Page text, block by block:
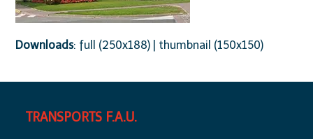
Downloads: full (250x188) thumbnail (150x150)
TRANSPORTS F.A.U.